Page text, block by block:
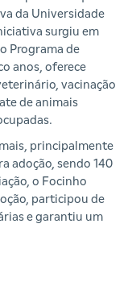
da Universidade
surgiu em
Programa de
anos, oferece
vacinação
de animais
principalmente
adoção, sendo 140
o Focinho
participou de
e garantiu um